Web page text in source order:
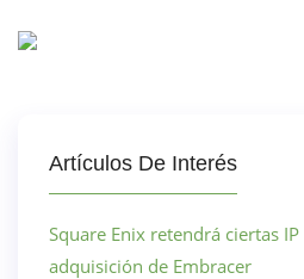
Artículos De Interés
Square Enix retendrá ciertas
adquisición de Embracer